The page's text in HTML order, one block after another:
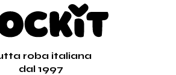
roba italiana
dal 1997